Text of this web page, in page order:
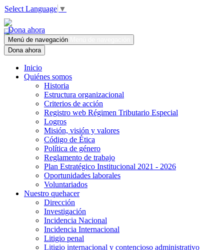
Select Language ▼
Dona ahora
Menú de navegación
Dona ahora
Inicio
Quiénes somos
Historia
Estructura organizacional
Criterios de acción
Registro web Régimen Tributario Especial
Logros
Misión, visión y valores
Código de Ética
Política de género
Reglamento de trabajo
Plan Estratégico Institucional 2021 - 2026
Oportunidades laborales
Voluntariados
Nuestro quehacer
Dirección
Investigación
Incidencia Nacional
Incidencia Internacional
Litigio penal
Litigio internacional y contencioso administrativo